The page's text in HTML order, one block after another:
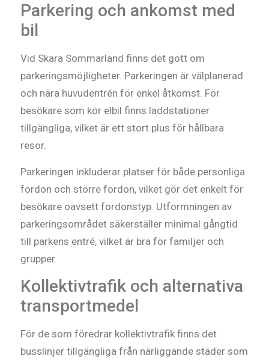
Parkering och ankomst med
bil
Vid Skara Sommarland finns det gott om
parkeringsmöjligheter. Parkeringen är välplanerad
och nära huvudentrén för enkel åtkomst. För
besökare som kör elbil finns laddstationer
tillgängliga, vilket är ett stort plus för hållbara
resor.
Parkeringen inkluderar platser för både personliga
fordon och större fordon, vilket gör det enkelt för
besökare oavsett fordonstyp. Utformningen av
parkeringsområdet säkerställer minimal gångtid
till parkens entré, vilket är bra för familjer och
grupper.
Kollektivtrafik och alternativa
transportmedel
För de som föredrar kollektivtrafik finns det
busslinjer tillgängliga från närliggande städer som